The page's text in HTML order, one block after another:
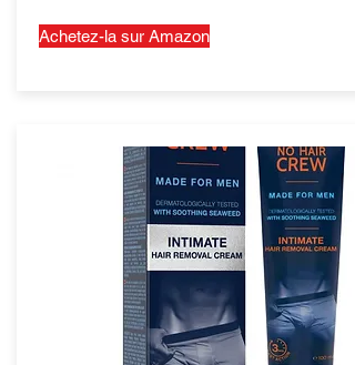
Achetez-la sur Amazon